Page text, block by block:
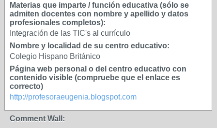
Materias que imparte / función educativa (sólo se
admiten docentes con nombre y apellido y datos
profesionales completos):
Integración de las TIC's al currículo
Nombre y localidad de su centro educativo:
Colegio Hispano Británico
Página web personal o del centro educativo con
contenido visible (compruebe que el enlace es
correcto)
http://profesoraeugenia.blogspot.com
Comment Wall: